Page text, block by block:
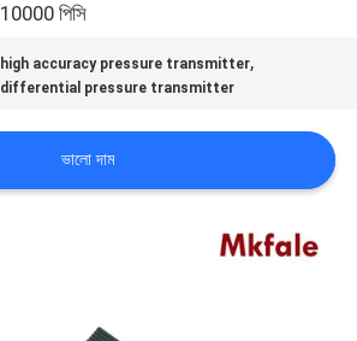
10000 পিসি
high accuracy pressure transmitter,
differential pressure transmitter
ভালো দাম